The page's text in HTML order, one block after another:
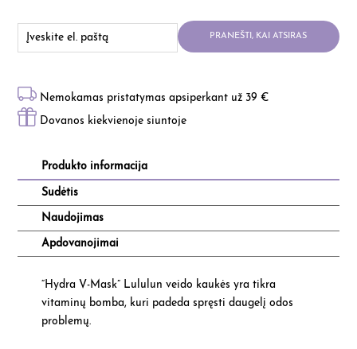
PRANEŠTI, KAI ATSIRAS
Nemokamas pristatymas apsiperkant už 39 €
Dovanos kiekvienoje siuntoje
Produkto informacija
Sudėtis
Naudojimas
Apdovanojimai
“Hydra V-Mask” Lululun veido kaukės yra tikra
vitaminų bomba, kuri padeda spręsti daugelį odos
problemų.